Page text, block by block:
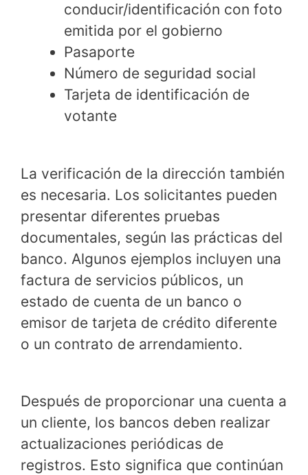
conducir/identificación con foto
emitida por el gobierno
Pasaporte
Número de seguridad social
Tarjeta de identificación de
votante
La verificación de la dirección también
es necesaria. Los solicitantes pueden
presentar diferentes pruebas
documentales, según las prácticas del
banco. Algunos ejemplos incluyen una
factura de servicios públicos, un
estado de cuenta de un banco o
emisor de tarjeta de crédito diferente
o un contrato de arrendamiento.
Después de proporcionar una cuenta a
un cliente, los bancos deben realizar
actualizaciones periódicas de
registros. Esto significa que continúan